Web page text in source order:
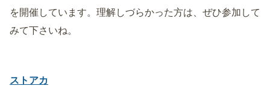
を開催しています。理解しづらかった方は、ぜひ参加して
みて下さいね。
ストアカ